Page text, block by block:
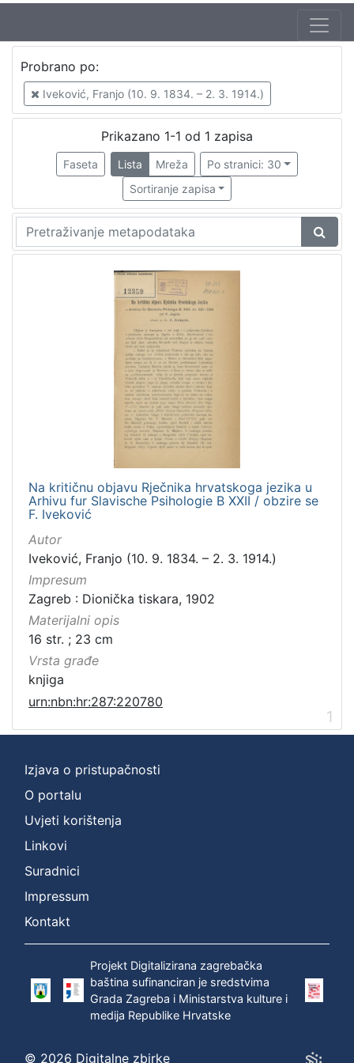
Probrano po:
Iveković, Franjo (10. 9. 1834. – 2. 3. 1914.)
Prikazano 1-1 od 1 zapisa
Faseta Lista Mreža
Po stranici: 30
Sortiranje zapisa
Na kritičnu objavu Rječnika hrvatskoga jezika u
Arhivu fur Slavische Psihologie B XXII / obzire se
F. Iveković
Autor
Iveković, Franjo (10. 9. 1834. – 2. 3. 1914.)
Impresum
Zagreb : Dionička tiskara, 1902
Materijalni opis
16 str. ; 23 cm
Vrsta građe
knjiga
urn:nbn:hr:287:220780
1
Izjava o pristupačnosti
O portalu
Uvjeti korištenja
Linkovi
Suradnici
Impressum
Kontakt
Projekt Digitalizirana zagrebačka
baština sufinanciran je sredstvima
Grada Zagreba i Ministarstva kulture i
medija Republike Hrvatske
© 2026 Digitalne zbirke